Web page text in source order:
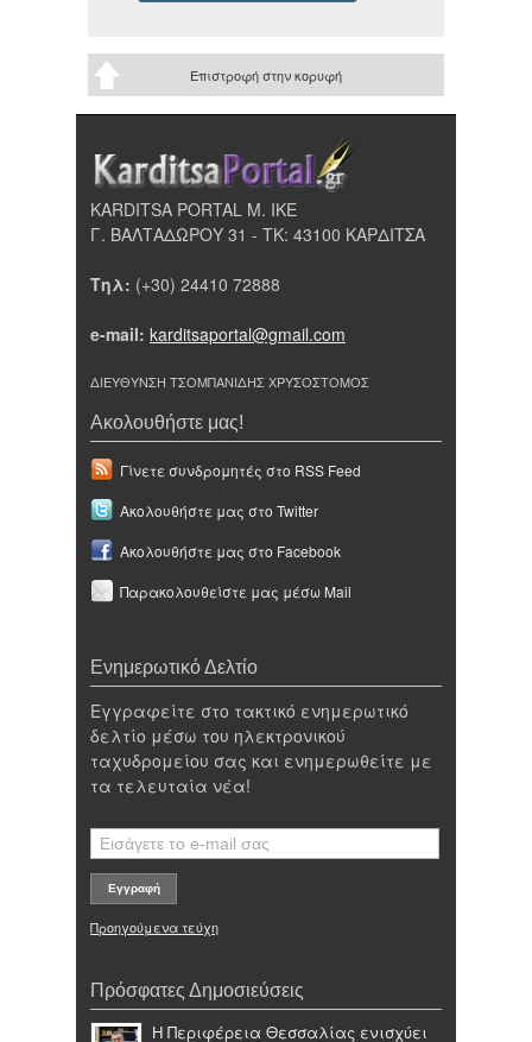
Επιστροφή στην κορυφή
KARDITSA PORTAL Μ. ΙΚΕ
Γ. ΒΑΛΤΑΔΩΡΟΥ 31 - ΤΚ: 43100 ΚΑΡΔΙΤΣΑ
Τηλ: (+30) 24410 72888
e-mail: karditsaportal@gmail.com
ΔΙΕΥΘΥΝΣΗ ΤΣΟΜΠΑΝΙΔΗΣ ΧΡΥΣΟΣΤΟΜΟΣ
Ακολουθήστε μας!
Γίνετε συνδρομητές στο RSS Feed
Ακολουθήστε μας στο Twitter
Ακολουθήστε μας στο Facebook
Παρακολουθείστε μας μέσω Mail
Ενημερωτικό Δελτίο
Εγγραφείτε στο τακτικό ενημερωτικό
δελτίο μέσω του ηλεκτρονικού
ταχυδρομείου σας και ενημερωθείτε με
τα τελευταία νέα!
Προηγούμενα τεύχη
Πρόσφατες Δημοσιεύσεις
Η Περιφέρεια Θεσσαλίας ενισχύει